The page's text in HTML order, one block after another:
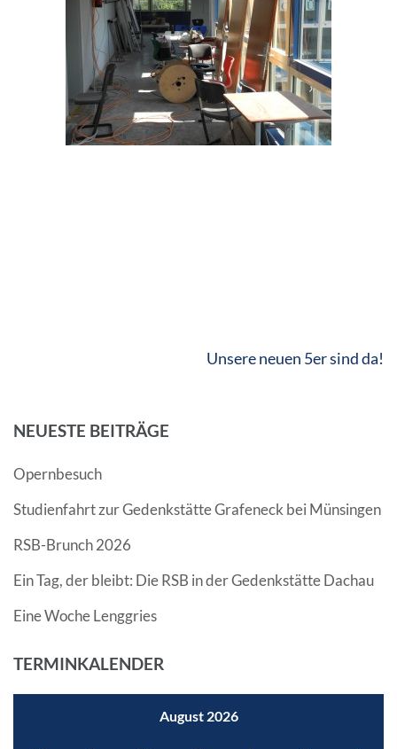
BeitragsnavigationUnsere neuen 5er sind da!
NEUESTE BEITRÄGE
Opernbesuch
Studienfahrt zur Gedenkstätte Grafeneck bei Münsingen
RSB-Brunch 2026
Ein Tag, der bleibt: Die RSB in der Gedenkstätte Dachau
Eine Woche Lenggries
TERMINKALENDER
August 2026